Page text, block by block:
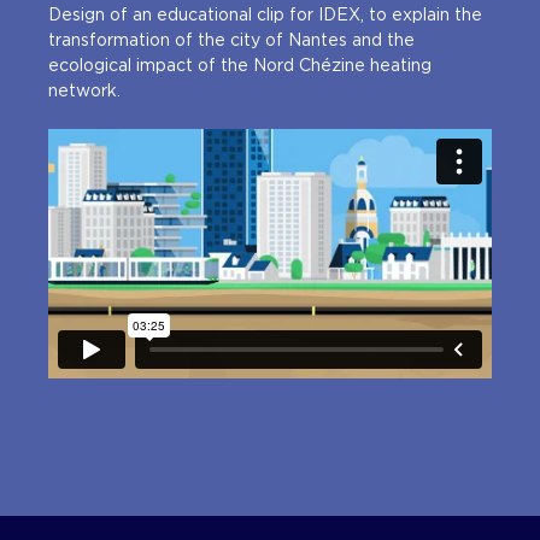
Design of an educational clip for IDEX, to explain the
transformation of the city of Nantes and the
ecological impact of the Nord Chézine heating
network.